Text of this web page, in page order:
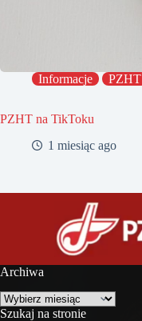
Informacje PZHT
PZHT na TikToku
1 miesiąc ago
Archiwa
Archiwa
Szukaj na stronie